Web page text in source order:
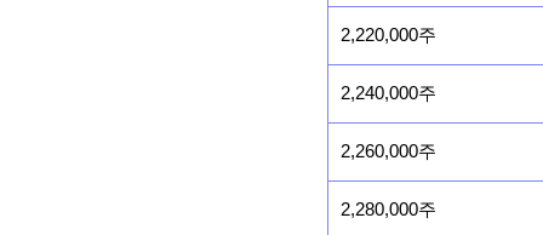
2,220,000주
2,240,000주
2,260,000주
2,280,000주